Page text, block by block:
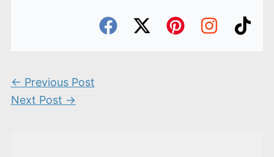
← Previous Post
Next Post →